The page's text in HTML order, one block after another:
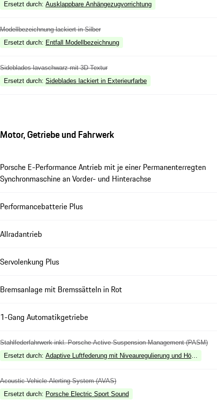
Ersetzt durch: Ausklappbare Anhängezugvorrichtung
Modellbezeichnung lackiert in Silber
Ersetzt durch: Entfall Modellbezeichnung
Sideblades lavaschwarz mit 3D Textur
Ersetzt durch: Sideblades lackiert in Exterieurfarbe
Motor, Getriebe und Fahrwerk
Porsche E-Performance Antrieb mit je einer Permanenterregten
Synchronmaschine an Vorder- und Hinterachse
Performancebatterie Plus
Allradantrieb
Servolenkung Plus
Bremsanlage mit Bremssätteln in Rot
1-Gang Automatikgetriebe
Stahlfederfahrwerk inkl. Porsche Active Suspension Management (PASM)
Ersetzt durch: Adaptive Luftfederung mit Niveauregulierung und
Acoustic Vehicle Alerting System (AVAS)
Ersetzt durch: Porsche Electric Sport Sound